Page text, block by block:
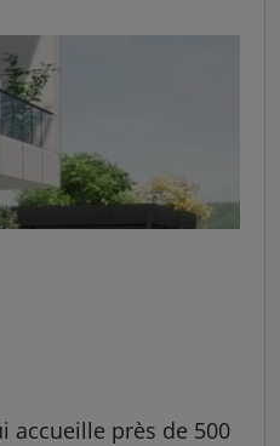
accueille près de 500